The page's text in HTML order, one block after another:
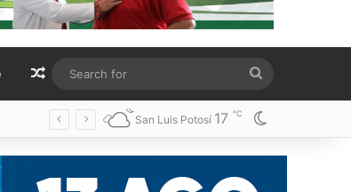
Random Article
for
San Luis Potosí 17 ℃